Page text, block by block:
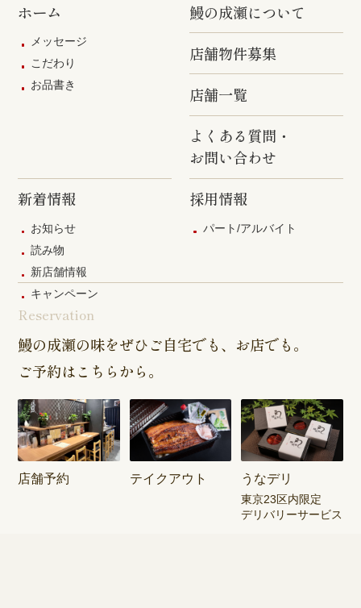
ホーム
メッセージ
こだわり
お品書き
鰻の成瀬について
店舗物件募集
店舗一覧
よくある質問・
お問い合わせ
新着情報
お知らせ
読み物
新店舗情報
キャンペーン
採用情報
パート/アルバイト
Reservation
鰻の成瀬の味をぜひご自宅でも、お店でも。
ご予約はこちらから。
店舗予約 テイクアウト うなデリ
東京23区内限定
デリバリーサービス